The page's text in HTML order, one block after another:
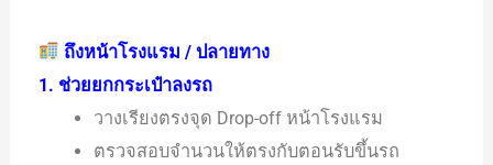
ถึงหน้าโรงแรม / ปลายทาง
1. ช่วยยกกระเป๋าลงรถ
วางเรียงตรงจุด Drop-off หน้าโรงแรม
ตรวจสอบจำนวนให้ตรงกับตอนรับขึ้นรถ